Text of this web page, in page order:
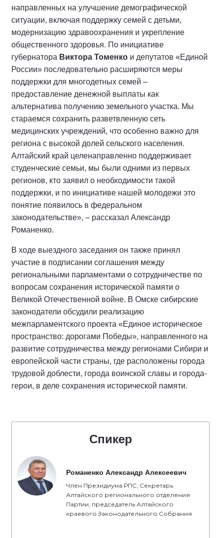
направленных на улучшение демографической
ситуации, включая поддержку семей с детьми,
модернизацию здравоохранения и укрепление
общественного здоровья. По инициативе
губернатора Виктора Томенко и депутатов «Единой
России» последовательно расширяются меры
поддержки для многодетных семей –
предоставление денежной выплаты как
альтернатива получению земельного участка. Мы
стараемся сохранить разветвленную сеть
медицинских учреждений, что особенно важно для
региона с высокой долей сельского населения.
Алтайский край целенаправленно поддерживает
студенческие семьи, мы были одними из первых
регионов, кто заявил о необходимости такой
поддержки, и по инициативе нашей молодежи это
понятие появилось в федеральном
законодательстве», – рассказал Александр
Романенко.
В ходе выездного заседания он также принял
участие в подписании соглашения между
региональными парламентами о сотрудничестве по
вопросам сохранения исторической памяти о
Великой Отечественной войне. В Омске сибирские
законодатели обсудили реализацию
межпарламентского проекта «Единое историческое
пространство: дорогами Победы», направленного на
развитие сотрудничества между регионами Сибири и
европейской части страны, где расположены города
трудовой доблести, города воинской славы и города-
герои, в деле сохранения исторической памяти.
Спикер
Романенко Александр Алексеевич
Член Президиума РПС, Секретарь
Алтайского регионального отделения
Партии, председатель Алтайского
краевого Законодательного Собрания